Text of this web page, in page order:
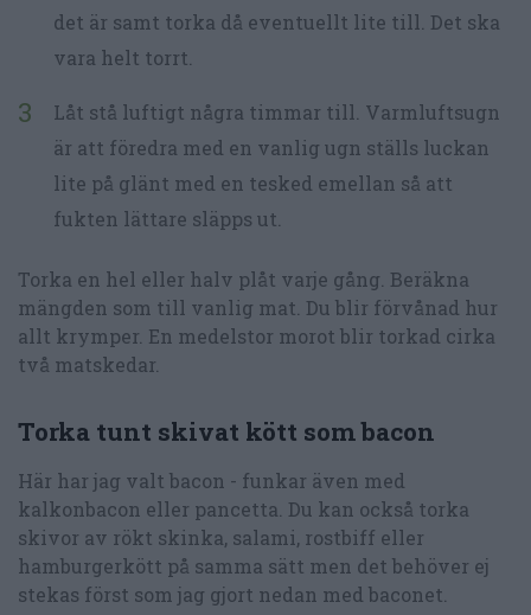
det är samt torka då eventuellt lite till. Det ska
vara helt torrt.
Låt stå luftigt några timmar till. Varmluftsugn
är att föredra med en vanlig ugn ställs luckan
lite på glänt med en tesked emellan så att
fukten lättare släpps ut.
Torka en hel eller halv plåt varje gång. Beräkna
mängden som till vanlig mat. Du blir förvånad hur
allt krymper. En medelstor morot blir torkad cirka
två matskedar.
Torka tunt skivat kött som bacon
Här har jag valt bacon - funkar även med
kalkonbacon eller pancetta. Du kan också torka
skivor av rökt skinka, salami, rostbiff eller
hamburgerkött på samma sätt men det behöver ej
stekas först som jag gjort nedan med baconet.